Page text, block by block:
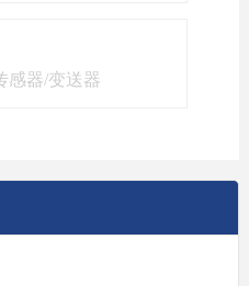
感器/变送器